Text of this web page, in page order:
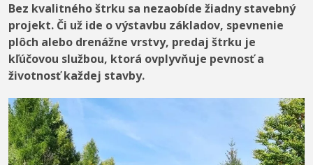
Bez kvalitného štrku sa nezaobíde žiadny stavebný
projekt. Či už ide o výstavbu základov, spevnenie
plôch alebo drenážne vrstvy, predaj štrku je
kľúčovou službou, ktorá ovplyvňuje pevnosť a
životnosť každej stavby.